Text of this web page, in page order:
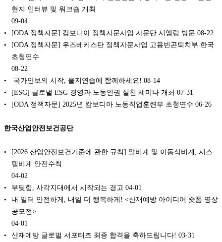
현지 인터뷰 및 워크숍 개최
09-04
[ODA 정책자문] 캄보디아 정책자문사업 자문단 시엠립 방문 08-22
[ODA 정책자문] 우즈베키스탄 정책자문사업 고용빈곤퇴치부 한국
초청연수
08-22
️ 국가안보의 시작, 을지연습에 함께하세요! 08-14
[ESG] 글로벌 ESG 경영과 노동인권 실천 세미나 개최 07-31
[ODA 정책자문] 2025년 캄보디아 노동직업훈련부 초청연수 06-26
한국산업안전보건공단
[2026 산업안전보건기준에 관한 규칙] 말비계 및 이동식비계, 시스
템비계 안전수칙
04-02
부딪힘, 사각지대에서 시작되는 경고 04-01
내 일터 안전하게, 내일 더 행복하게! <산재예방 아이디어 숏폼 영상
공모전>
04-01
산재예방 글로벌 서포터즈 최종 합격을 축하드립니다! 03-31